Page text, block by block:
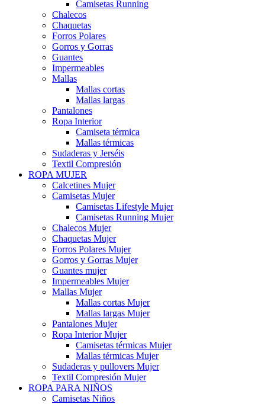
Camisetas Running
Chalecos
Chaquetas
Forros Polares
Gorros y Gorras
Guantes
Impermeables
Mallas
Mallas cortas
Mallas largas
Pantalones
Ropa Interior
Camiseta térmica
Mallas térmicas
Sudaderas y Jerséis
Textil Compresión
ROPA MUJER
Calcetines Mujer
Camisetas Mujer
Camisetas Lifestyle Mujer
Camisetas Running Mujer
Chalecos Mujer
Chaquetas Mujer
Forros Polares Mujer
Gorros y Gorras Mujer
Guantes mujer
Impermeables Mujer
Mallas Mujer
Mallas cortas Mujer
Mallas largas Mujer
Pantalones Mujer
Ropa Interior Mujer
Camisetas térmicas Mujer
Mallas térmicas Mujer
Sudaderas y pullovers Mujer
Textil Compresión Mujer
ROPA PARA NIÑOS
Camisetas Niños